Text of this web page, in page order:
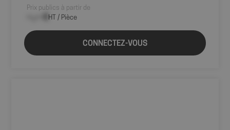
Prix publics à partir de
HT / Pièce
CONNECTEZ-VOUS